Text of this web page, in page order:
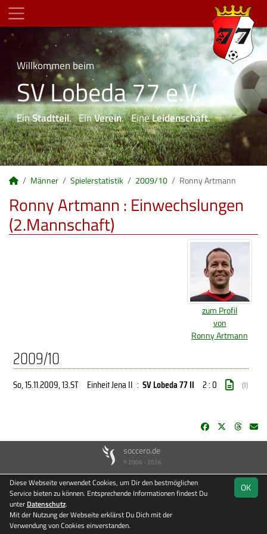
Willkommen beim
SV Lobeda 77 e.V.
EinStadtteil. EinVerein. EineLeidenschaft.
Männer Spielerstatistik 2009/10 Ronny Artmann
Ronny Artmann : Einwechslungen
(2.Mannschaft)
zum Profil
von
Ronny Artmann
2009/10
So, 15.11.2009, 13.ST Einheit Jena II : SV Lobeda 77 II 2 : 0 (1)
soccero.de
© 2006 - 2026
Besucherstatistik Kontakt Impressum Datenschutz
OK
Diese Webseite verwendet Cookies, um Dir den bestmöglichen
Service bieten zu können. Entsprechende Informationen findest Du
unter Datenschutz.
Mit der Nutzung der Webseite erklärst Du Dich mit der
Verwendung von Cookies einverstanden.